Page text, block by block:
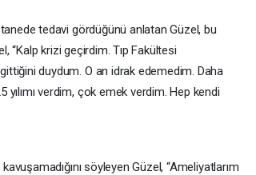
tedavi gördüğünü anlatan Güzel, bu
“Kalp krizi geçirdim. Tıp Fakültesi
duydum. O an idrak edemedim. Daha
verdim, çok emek verdim. Hep kendi
söyleyen Güzel, “Ameliyatlarım